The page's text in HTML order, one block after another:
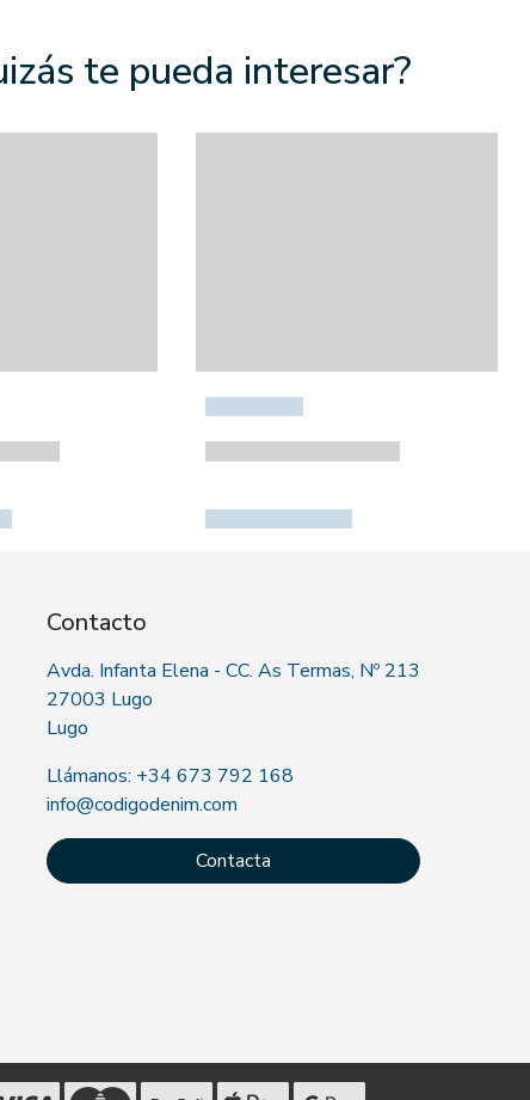
te pueda interesar?
Contacto
Avda. Infanta Elena - CC. As Termas, Nº 213
27003 Lugo
Lugo
Llámanos: +34 673 792 168
info@codigodenim.com
Contacta